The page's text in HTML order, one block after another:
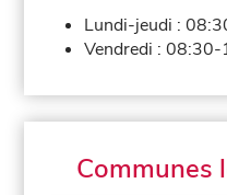
Lundi-jeudi :
Vendredi :08:30-
Communes